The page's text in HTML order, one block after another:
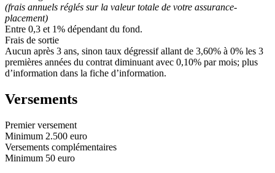
(frais annuels réglés sur la valeur totale de votre assurance-
placement)
Entre 0,3 et 1% dépendant du fond.
Frais de sortie
Aucun après 3 ans, sinon taux dégressif allant de 3,60% à 0% les 3
premières années du contrat diminuant avec 0,10% par mois; plus
d’information dans la fiche d’information.
Versements
Premier versement
Minimum 2.500 euro
Versements complémentaires
Minimum 50 euro